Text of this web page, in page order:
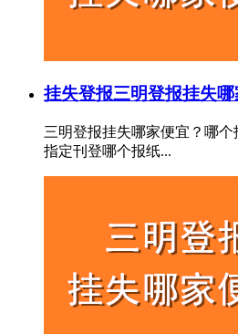
挂失登报三明登报挂失
三明登报挂失哪家便宜？哪
指定刊登哪个报纸...